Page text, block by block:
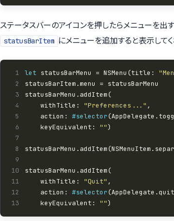
ステータスバーのアイコンを押したらメニューを出
statusBarItem にメニューを追加すると表示してく
1 let statusBarMenu = NSMenu(title:
2
3
4
    withTitle:
"Preferences..."
5
    action:
#selector
6
    keyEquivalent:
""
7
8
9
10
11
    withTitle:
"Quit"
12
    action:
#selector
13
    keyEquivalent:
""